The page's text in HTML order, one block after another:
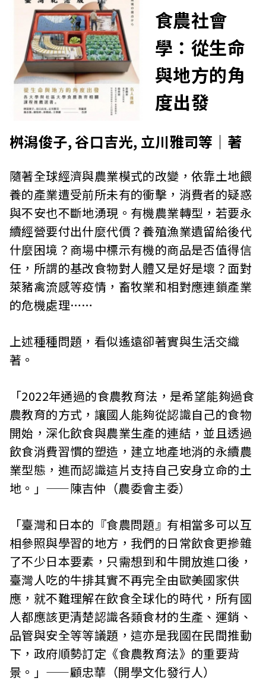
食農社會
學：從生命
與地方的角
度出發
桝潟俊子, 谷口吉光, 立川雅司等｜著
隨著全球經濟與農業模式的改變，依靠土地餵
養的產業遭受前所未有的衝擊，消費者的疑惑
與不安也不斷地湧現。有機農業轉型，若要永
續經營要付出什麼代價？養殖漁業遺留給後代
什麼困境？商場中標示有機的商品是否值得信
任，所謂的基改食物對人體又是好是壞？面對
萊豬禽流感等疫情，畜牧業和相對應連鎖產業
的危機處理……
上述種種問題，看似遙遠卻著實與生活交織
著。
「2022年通過的食農教育法，是希望能夠過食
農教育的方式，讓國人能夠從認識自己的食物
開始，深化飲食與農業生產的連結，並且透過
飲食消費習慣的塑造，建立地產地消的永續農
業型態，進而認識這片支持自己安身立命的土
地。」——陳吉仲（農委會主委）
「臺灣和日本的『食農問題』有相當多可以互
相參照與學習的地方，我們的日常飲食更摻雜
了不少日本要素，只需想到和牛開放進口後，
臺灣人吃的牛排其實不再完全由歐美國家供
應，就不難理解在飲食全球化的時代，所有國
人都應該更清楚認識各類食材的生產、運銷、
品管與安全等等議題，這亦是我國在民間推動
下，政府順勢訂定《食農教育法》的重要背
景。」——顧忠華（開學文化發行人）